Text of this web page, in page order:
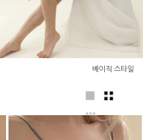
베이직 스타일